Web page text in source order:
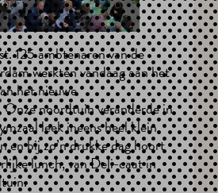
125 ambtenaren van de
werkten vandaag aan het
het nieuwe
Onze noordtuin veranderde in
leek ineens heel klein
en bij zo’n drukke dag hoort
lunch, van Deli-caat in